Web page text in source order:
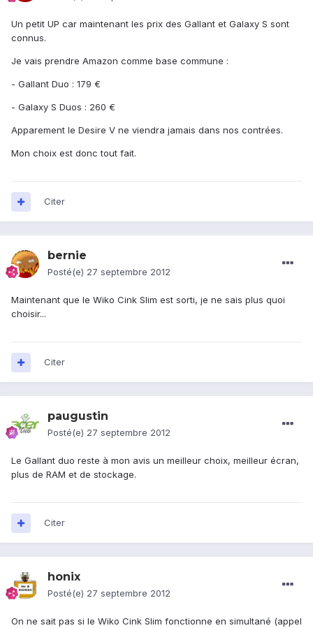
Un petit UP car maintenant les prix des Gallant et Galaxy S sont
connus.
Je vais prendre Amazon comme base commune :
- Gallant Duo : 179 €
- Galaxy S Duos : 260 €
Apparement le Desire V ne viendra jamais dans nos contrées.
Mon choix est donc tout fait.
Citer
bernie
Posté(e) 27 septembre 2012
Maintenant que le Wiko Cink Slim est sorti, je ne sais plus quoi
choisir...
Citer
paugustin
Posté(e) 27 septembre 2012
Le Gallant duo reste à mon avis un meilleur choix, meilleur écran,
plus de RAM et de stockage.
Citer
honix
Posté(e) 27 septembre 2012
On ne sait pas si le Wiko Cink Slim fonctionne en simultané (appel